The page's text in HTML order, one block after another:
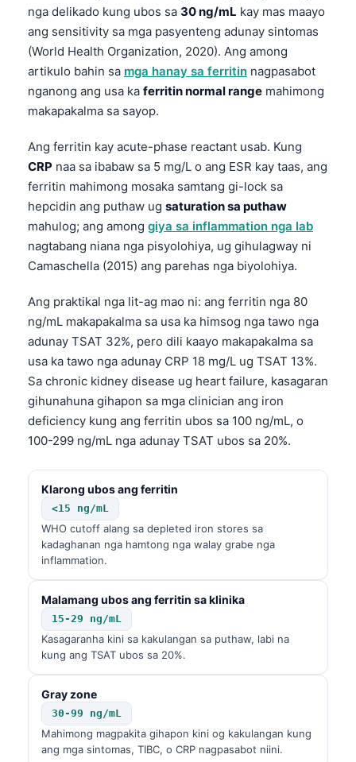
nga delikado kung ubos sa 30 ng/mL kay mas maayo
ang sensitivity sa mga pasyenteng adunay sintomas
(World Health Organization, 2020). Ang among
artikulo bahin sa mga hanay sa ferritin nagpasabot
nganong ang usa ka ferritin normal range mahimong
makapakalma sa sayop.
Ang ferritin kay acute-phase reactant usab. Kung
CRP naa sa ibabaw sa 5 mg/L o ang ESR kay taas, ang
ferritin mahimong mosaka samtang gi-lock sa
hepcidin ang puthaw ug saturation sa puthaw
mahulog; ang among giya sa inflammation nga lab
nagtabang niana nga pisyolohiya, ug gihulagway ni
Camaschella (2015) ang parehas nga biyolohiya.
Ang praktikal nga lit-ag mao ni: ang ferritin nga 80
ng/mL makapakalma sa usa ka himsog nga tawo nga
adunay TSAT 32%, pero dili kaayo makapakalma sa
usa ka tawo nga adunay CRP 18 mg/L ug TSAT 13%.
Sa chronic kidney disease ug heart failure, kasagaran
gihunahuna gihapon sa mga clinician ang iron
deficiency kung ang ferritin ubos sa 100 ng/mL, o
100-299 ng/mL nga adunay TSAT ubos sa 20%.
Klarong ubos ang ferritin
<15 ng/mL
WHO cutoff alang sa depleted iron stores sa
kadaghanan nga hamtong nga walay grabe nga
inflammation.
Malamang ubos ang ferritin sa klinika
15-29 ng/mL
Kasagaranha kini sa kakulangan sa puthaw, labi na
kung ang TSAT ubos sa 20%.
Gray zone
30-99 ng/mL
Mahimong magpakita gihapon kini og kakulangan kung
ang mga sintomas, TIBC, o CRP nagpasabot niini.